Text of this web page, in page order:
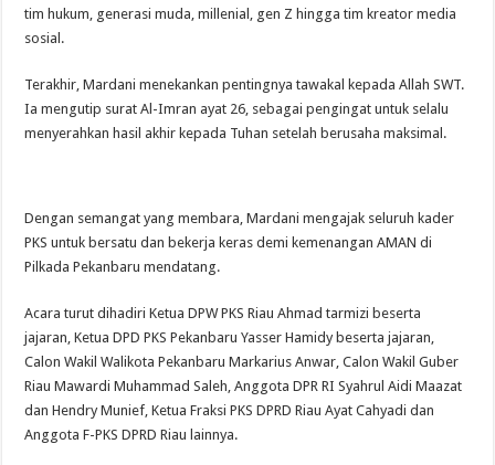
tim hukum, generasi muda, millenial, gen Z hingga tim kreator media
sosial.
Terakhir, Mardani menekankan pentingnya tawakal kepada Allah SWT.
Ia mengutip surat Al-Imran ayat 26, sebagai pengingat untuk selalu
menyerahkan hasil akhir kepada Tuhan setelah berusaha maksimal.
Dengan semangat yang membara, Mardani mengajak seluruh kader
PKS untuk bersatu dan bekerja keras demi kemenangan AMAN di
Pilkada Pekanbaru mendatang.
Acara turut dihadiri Ketua DPW PKS Riau Ahmad tarmizi beserta
jajaran, Ketua DPD PKS Pekanbaru Yasser Hamidy beserta jajaran,
Calon Wakil Walikota Pekanbaru Markarius Anwar, Calon Wakil Guber
Riau Mawardi Muhammad Saleh, Anggota DPR RI Syahrul Aidi Maazat
dan Hendry Munief, Ketua Fraksi PKS DPRD Riau Ayat Cahyadi dan
Anggota F-PKS DPRD Riau lainnya.